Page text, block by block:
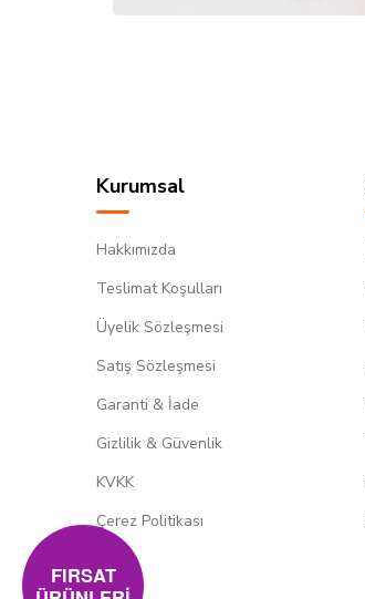
Kurumsal
Hakkımızda
Teslimat Koşulları
Üyelik Sözleşmesi
Satış Sözleşmesi
Garanti & İade
Gizlilik & Güvenlik
KVKK
Çerez Politikası
FIRSAT